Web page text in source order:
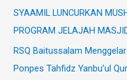
SYAAMIL LUNCURKAN
PROGRAM JELAJAH
RSQ Baitussalam
Ponpes Tahfidz Yanbu’ul